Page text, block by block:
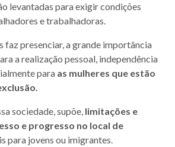
levantadas para exigir condições
e trabalhadoras.
faz presenciar, a grande importância
a realização pessoal, independência
para as mulheres que estão
sociedade, supõe, limitações e
e progresso no local de
para jovens ou imigrantes.